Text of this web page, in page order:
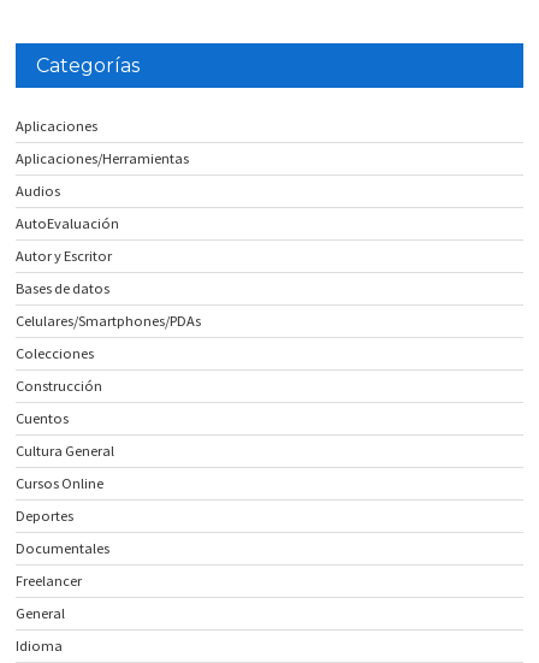
Categorías
Aplicaciones
Aplicaciones/Herramientas
Audios
AutoEvaluación
Autor y Escritor
Bases de datos
Celulares/Smartphones/PDAs
Colecciones
Construcción
Cuentos
Cultura General
Cursos Online
Deportes
Documentales
Freelancer
General
Idioma